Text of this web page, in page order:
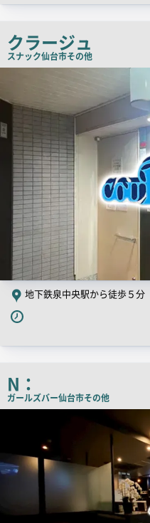
コ
ピ
クラージュ
スナック仙台市その他
店
画
地下鉄泉中央駅から徒歩５分
N：
ガールズバー仙台市その他
店